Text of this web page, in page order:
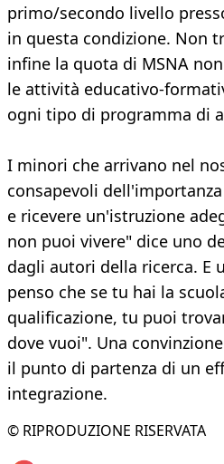
primo/secondo livello
in questa condizione. Non
infine la quota di MSNA
le attività educativo-
ogni tipo di programma di
I minori che arrivano nel
consapevoli
e ricevere un'istruzione
non puoi vivere" dice uno
dagli autori della ricerca. E
penso che se tu hai la
qualificazione, tu puoi
dove vuoi". Una
il punto di partenza di un
integrazione.
© RIPRODUZIONE RISERVATA